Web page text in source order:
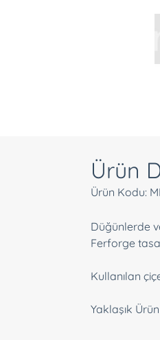
Ürün
Ürün Kodu:
Düğünlerde
Ferforge
Kullanılan
Yaklaşık